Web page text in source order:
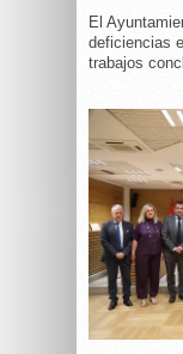
El
deficiencias
trabajos